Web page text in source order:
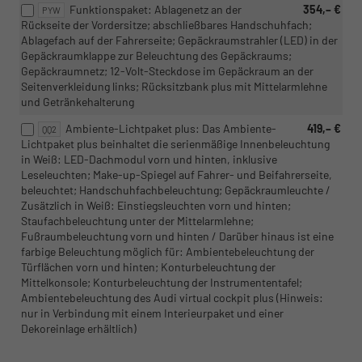
PYW 354,– €
Funktionspaket: Ablagenetz an der
Rückseite der Vordersitze; abschließbares Handschuhfach;
Ablagefach auf der Fahrerseite; Gepäckraumstrahler (LED) in der
Gepäckraumklappe zur Beleuchtung des Gepäckraums;
Gepäckraumnetz; 12-Volt-Steckdose im Gepäckraum an der
Seitenverkleidung links; Rücksitzbank plus mit Mittelarmlehne
und Getränkehalterung
QQ2 419,– €
Ambiente-Lichtpaket plus: Das Ambiente-
Lichtpaket plus beinhaltet die serienmäßige Innenbeleuchtung
in Weiß: LED-Dachmodul vorn und hinten, inklusive
Leseleuchten; Make-up-Spiegel auf Fahrer- und Beifahrerseite,
beleuchtet; Handschuhfachbeleuchtung; Gepäckraumleuchte /
Zusätzlich in Weiß: Einstiegsleuchten vorn und hinten;
Staufachbeleuchtung unter der Mittelarmlehne;
Fußraumbeleuchtung vorn und hinten / Darüber hinaus ist eine
farbige Beleuchtung möglich für: Ambientebeleuchtung der
Türflächen vorn und hinten; Konturbeleuchtung der
Mittelkonsole; Konturbeleuchtung der Instrumententafel;
Ambientebeleuchtung des Audi virtual cockpit plus (Hinweis:
nur in Verbindung mit einem Interieurpaket und einer
Dekoreinlage erhältlich)